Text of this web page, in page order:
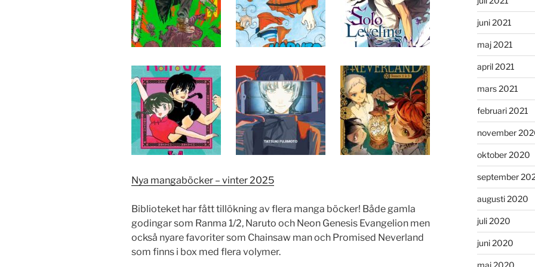
Nya mangaböcker – vinter 2025
Biblioteket har fått tillökning av flera manga böcker! Både gamla
godingar som Ranma 1/2, Naruto och Neon Genesis Evangelion men
också nyare favoriter som Chainsaw man och Promised Neverland
som finns i box med flera volymer.
juni 2021
maj 2021
april 2021
mars 2021
februari 2021
november
oktober 2020
september
augusti 2020
juli 2020
juni 2020
maj 2020